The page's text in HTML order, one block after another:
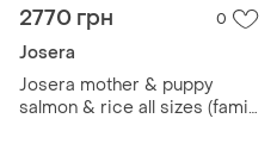
2770 грн 0
Josera
Josera mother & puppy
salmon & rice all sizes (family